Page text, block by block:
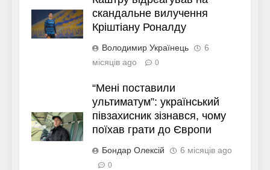
скандальне вилучення
Кріштіану Роналду
Володимир Українець
6
місяців ago
0
“Мені поставили
ультиматум”: український
півзахисник зізнався, чому
поїхав грати до Європи
Бондар Олексій 6 місяців ago
0